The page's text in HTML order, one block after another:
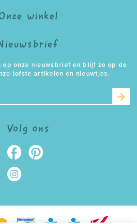
winkel
onze nieuwsbrief en blijf zo op de
tofste artikelen en nieuwtjes.
Volg ons